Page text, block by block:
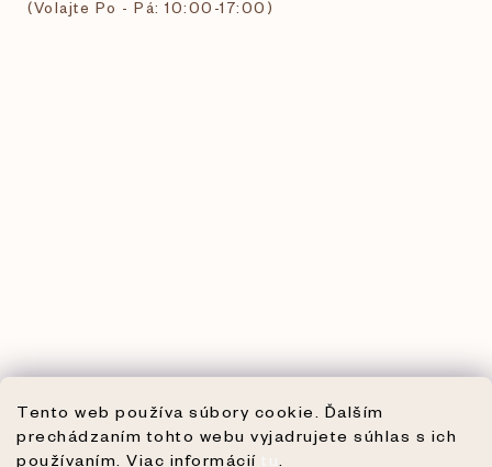
Tento web používa súbory cookie. Ďalším
prechádzaním tohto webu vyjadrujete súhlas s ich
používaním. Viac informácií
(Volajte Po - Pá: 10:00-17:00)